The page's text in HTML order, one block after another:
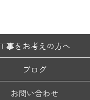
事をお考えの方へ
ブログ
お問い合わせ